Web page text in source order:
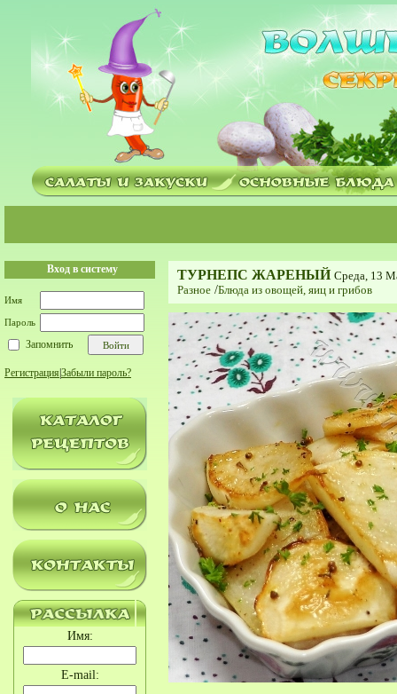
Вход в систему
Имя
Пароль
Запомнить
Регистрация Забыли пароль?
Имя:
E-mail:
ТУРНЕПС ЖАРЕНЫЙ Среда, 13
Разное /Блюда из овощей, яиц и грибов